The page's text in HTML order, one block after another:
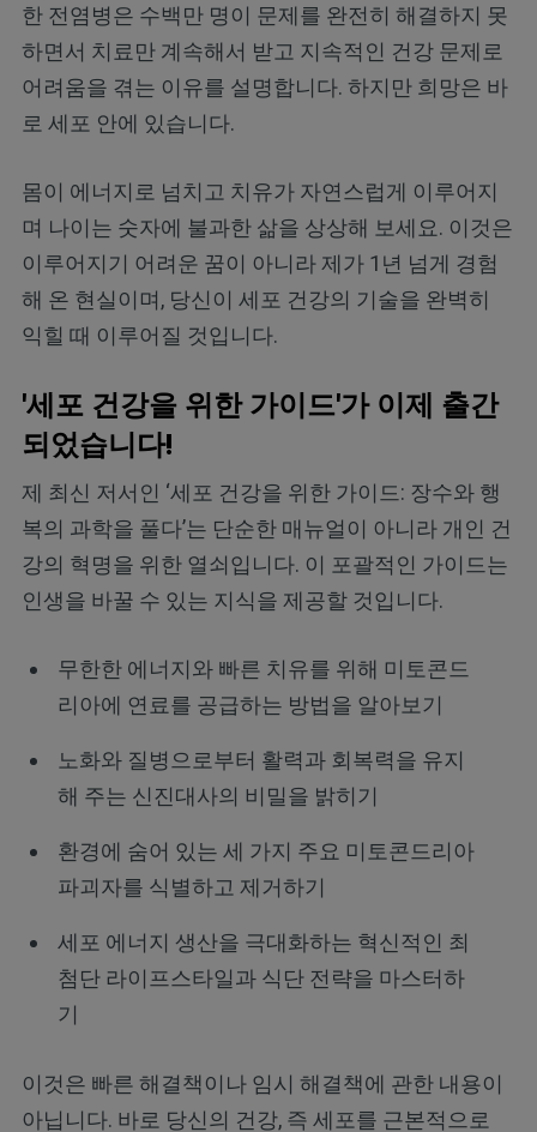
한 전염병은 수백만 명이 문제를 완전히 해결하지 못
하면서 치료만 계속해서 받고 지속적인 건강 문제로
어려움을 겪는 이유를 설명합니다. 하지만 희망은 바
로 세포 안에 있습니다.
몸이 에너지로 넘치고 치유가 자연스럽게 이루어지
며 나이는 숫자에 불과한 삶을 상상해 보세요. 이것은
이루어지기 어려운 꿈이 아니라 제가 1년 넘게 경험
해 온 현실이며, 당신이 세포 건강의 기술을 완벽히
익힐 때 이루어질 것입니다.
'세포 건강을 위한 가이드'가 이제 출간
되었습니다!
제 최신 저서인 ‘세포 건강을 위한 가이드: 장수와 행
복의 과학을 풀다’는 단순한 매뉴얼이 아니라 개인 건
강의 혁명을 위한 열쇠입니다. 이 포괄적인 가이드는
인생을 바꿀 수 있는 지식을 제공할 것입니다.
무한한 에너지와 빠른 치유를 위해 미토콘드
리아에 연료를 공급하는 방법을 알아보기
노화와 질병으로부터 활력과 회복력을 유지
해 주는 신진대사의 비밀을 밝히기
환경에 숨어 있는 세 가지 주요 미토콘드리아
파괴자를 식별하고 제거하기
세포 에너지 생산을 극대화하는 혁신적인 최
첨단 라이프스타일과 식단 전략을 마스터하
기
이것은 빠른 해결책이나 임시 해결책에 관한 내용이
아닙니다. 바로 당신의 건강, 즉 세포를 근본적으로